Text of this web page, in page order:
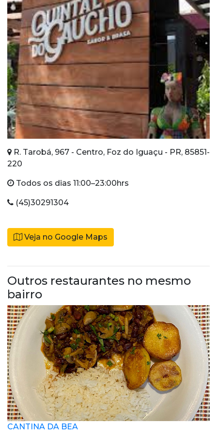
R. Tarobá, 967 - Centro, Foz do Iguaçu - PR, 85851-
220
Todos os dias 11:00–23:00hrs
(45)30291304
Veja no Google Maps
Outros restaurantes no mesmo
bairro
CANTINA DA BEA